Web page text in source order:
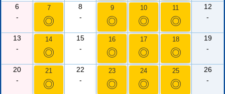
6
-
7
◎
8
-
9
◎
10
◎
11
◎
12
-
13
-
14
◎
15
-
16
◎
17
◎
18
◎
19
-
20
-
21
◎
22
-
23
◎
24
◎
25
◎
26
-